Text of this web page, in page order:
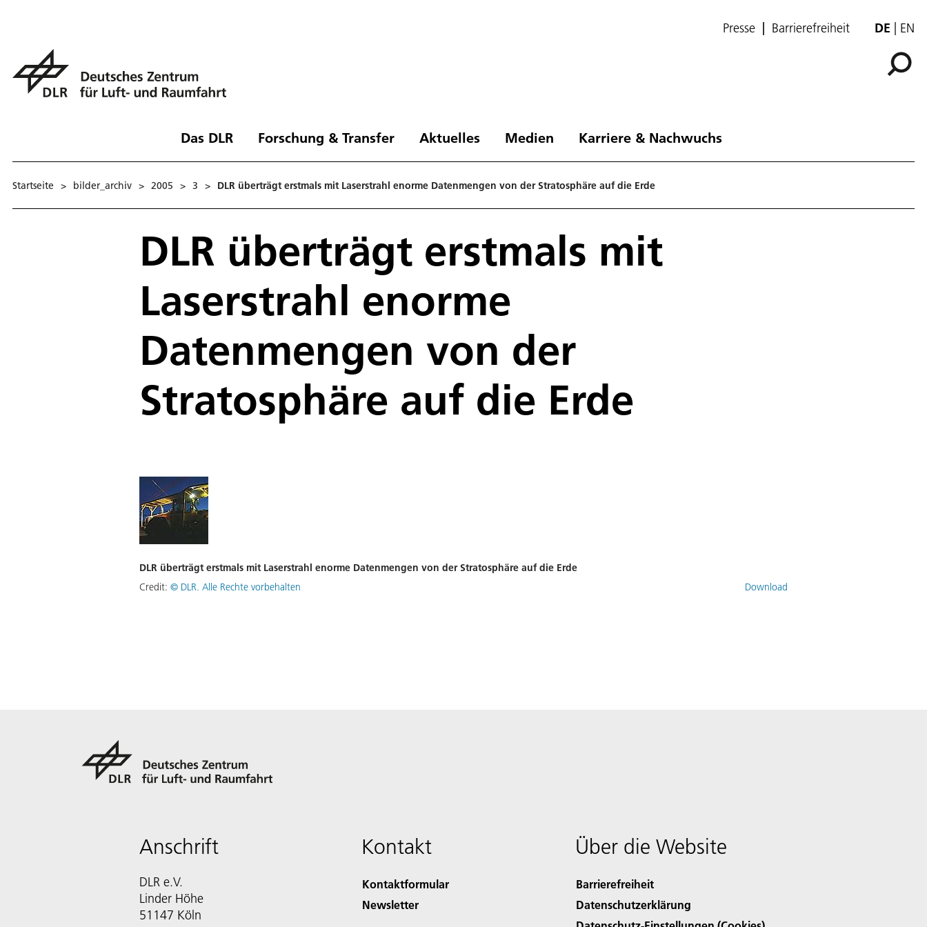
Presse Barrierefreiheit DE EN
Das DLR Forschung & Transfer Aktuelles Medien Karriere & Nachwuchs
Startseite > bilder_archiv > 2005 > 3 > DLR überträgt erstmals mit Laserstrahl enorme Datenmengen von der Stratosphäre auf die Erde
DLR überträgt erstmals mit
Laserstrahl enorme
Datenmengen von der
Stratosphäre auf die Erde
DLR überträgt erstmals mit Laserstrahl enorme Datenmengen von der Stratosphäre auf die Erde
Credit: © DLR. Alle Rechte vorbehalten Download
Anschrift
DLR e.V.
Linder Höhe
51147 Köln
Kontakt
Kontaktformular
Newsletter
Über die Website
Barrierefreiheit
Datenschutzerklärung